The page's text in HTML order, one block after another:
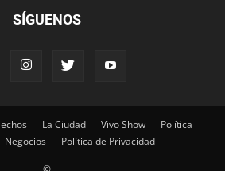
SÍGUENOS
La Ciudad Vivo Show
Política
Negocios Política de Privacidad